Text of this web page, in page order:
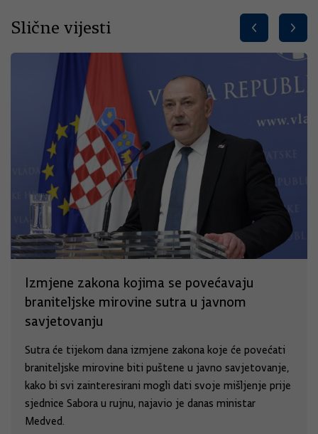
Slične vijesti
Izmjene zakona kojima se povećavaju
braniteljske mirovine sutra u javnom
savjetovanju
Sutra će tijekom dana izmjene zakona koje će povećati
braniteljske mirovine biti puštene u javno savjetovanje,
kako bi svi zainteresirani mogli dati svoje mišljenje prije
sjednice Sabora u rujnu, najavio je danas ministar
Medved.